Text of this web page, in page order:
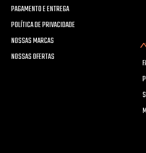
PAGAMENTO E ENTREGA
POLÍTICA DE PRIVACIDADE
NOSSAS MARCAS
NOSSAS OFERTAS